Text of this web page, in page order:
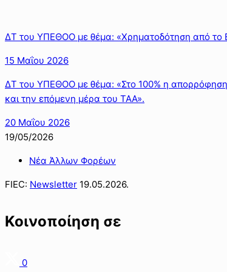
ΔΤ του ΥΠΕΘΟΟ με θέμα: «Χρηματοδότηση από το
15 Μαΐου 2026
ΔΤ του ΥΠΕΘΟΟ με θέμα: «Στο 100% η
και την επόμενη μέρα του ΤΑΑ».
20 Μαΐου 2026
19/05/2026
Νέα Άλλων Φορέων
FIEC: Newsletter 19.05.2026.
Κοινοποίηση σε
0